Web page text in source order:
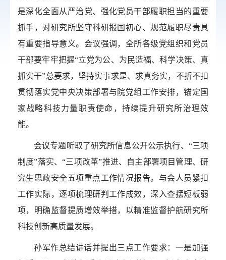
是深化全面从严治党、强化党员干部履职担当的重要
抓手，对研究所坚守科研报国初心、规范履职尽责具
有重要指导意义。会议强调，全所各级党组织和党员
干部要牢牢把握“立党为公、为民造福、科学决策、真
抓实干”总要求，坚持实事求是、求真务实，不折不扣
贯彻落实党中央决策部署与院党组工作安排，锚定国
家战略科技力量职责使命，持续提升研究所治理效
能。
会议专题听取了研究所信息公开公示执行、“三项
制度”落实、“三项改革”推进、自主部署项目管理、研
究生思政安全五项重点工作情况报告。与会人员紧扣
工作实际，逐项梳理研判工作成效，深入查摆短板弱
项，明确监督提质增效举措，以精准监督护航研究所
科技创新高质量发展。
孙军作总结讲话并提出三点工作要求：一是加强